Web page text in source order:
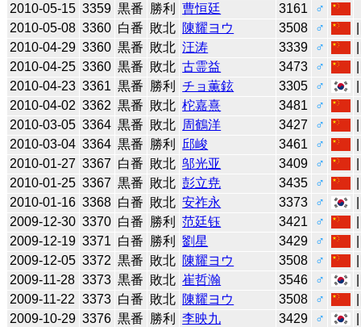
2010-05-15 3359 黒番 勝利 曹恒廷 3161
♂
2010-05-08 3360 白番 敗北 陳耀ヨウ 3508 ♂
2010-04-29 3360 黒番 敗北 汪涛 3339 ♂
2010-04-25 3360 黒番 敗北 古霊益 3473 ♂
2010-04-23 3361 黒番 勝利 チョ薫鉉 3305 ♂
2010-04-02 3362 黒番 敗北 柁嘉熹 3481 ♂
2010-03-05 3364 黒番 敗北 周鶴洋 3427 ♂
2010-03-04 3364 黒番 勝利 邱峻 3461 ♂
2010-01-27 3367 白番 敗北 邬光亚 3409 ♂
2010-01-25 3367 黒番 敗北 彭立尭 3435 ♂
2010-01-16 3368 白番 敗北 安祚永 3373 ♂
2009-12-30 3370 白番 勝利 范廷钰 3421 ♂
2009-12-19 3371 白番 勝利 劉星 3429 ♂
2009-12-05 3372 黒番 敗北 陳耀ヨウ 3508 ♂
2009-11-28 3373 黒番 敗北 崔哲瀚 3546 ♂
2009-11-22 3373 白番 敗北 陳耀ヨウ 3508 ♂
2009-10-29 3376 黒番 勝利 李映九 3429 ♂